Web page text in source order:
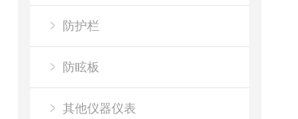
防护栏
防眩板
其他仪器仪表